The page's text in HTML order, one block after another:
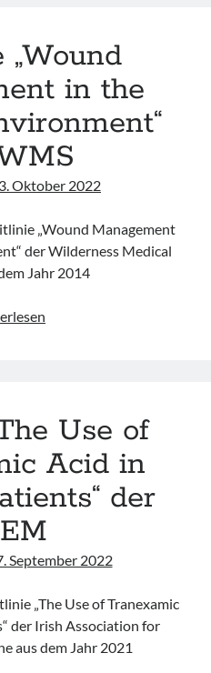
Treatment
by
Clinicians“
des
ACS,
ACEP
&
in the
3. Oktober 2022
„Wound Management
der Wilderness Medical
Jahr 2014
Austere
Environment“
der
WMS
Use of
Acid in
der
September 2022
„The Use of Tranexamic
der Irish Association for
aus dem Jahr 2021